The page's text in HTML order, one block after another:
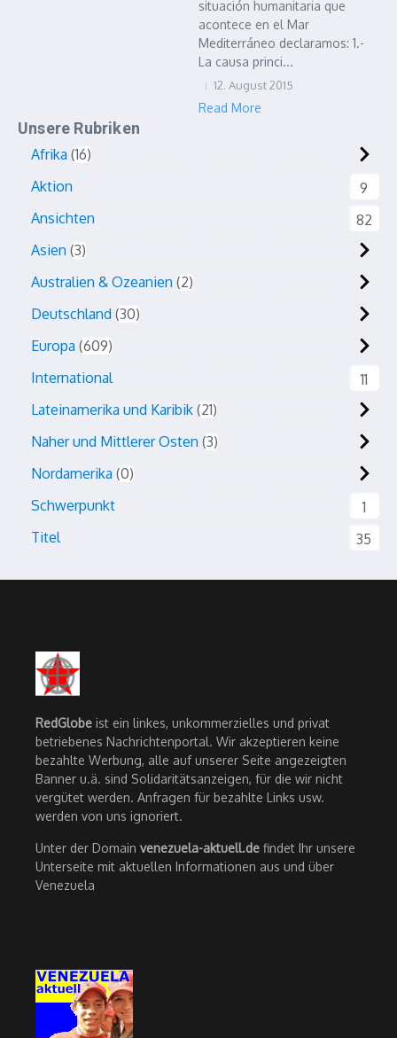
situación humanitaria que
acontece en el Mar
Mediterráneo declaramos: 1.-
La causa princi...
12. August 2015
Read More
Unsere Rubriken
Afrika 16
Aktion
9
Ansichten
82
Asien 3
Australien & Ozeanien 2
Deutschland 30
Europa 609
International
11
Lateinamerika und Karibik 21
Naher und Mittlerer Osten 3
Nordamerika 0
Schwerpunkt
1
Titel
35
RedGlobe ist ein linkes, unkommerzielles und privat
betriebenes Nachrichtenportal. Wir akzeptieren keine
bezahlte Werbung, alle auf unserer Seite angezeigten
Banner u.ä. sind Solidaritätsanzeigen, für die wir nicht
vergütet werden. Anfragen für bezahlte Links usw.
werden von uns ignoriert.
Unter der Domain venezuela-aktuell.de findet Ihr unsere
Unterseite mit aktuellen Informationen aus und über
Venezuela